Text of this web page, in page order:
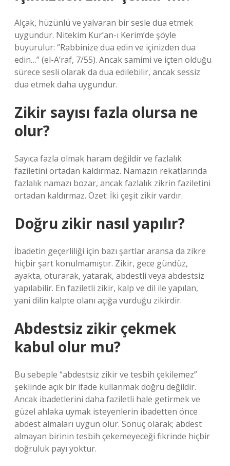
Alçak, hüzünlü ve yalvaran bir sesle dua etmek
uygundur. Nitekim Kur’an-ı Kerim’de şöyle
buyurulur: “Rabbinize dua edin ve içinizden dua
edin…” (el-A’raf, 7/55). Ancak samimi ve içten olduğu
sürece sesli olarak da dua edilebilir, ancak sessiz
dua etmek daha uygundur.
Zikir sayısı fazla olursa ne
olur?
Sayıca fazla olmak haram değildir ve fazlalık
faziletini ortadan kaldırmaz. Namazın rekatlarında
fazlalık namazı bozar, ancak fazlalık zikrin faziletini
ortadan kaldırmaz. Özet: İki çeşit zikir vardır.
Doğru zikir nasıl yapılır?
İbadetin geçerliliği için bazı şartlar aransa da zikre
hiçbir şart konulmamıştır. Zikir, gece gündüz,
ayakta, oturarak, yatarak, abdestli veya abdestsiz
yapılabilir. En faziletli zikir, kalp ve dil ile yapılan,
yani dilin kalpte olanı açığa vurduğu zikirdir.
Abdestsiz zikir çekmek
kabul olur mu?
Bu sebeple “abdestsiz zikir ve tesbih çekilemez”
şeklinde açık bir ifade kullanmak doğru değildir.
Ancak ibadetlerini daha faziletli hale getirmek ve
güzel ahlaka uymak isteyenlerin ibadetten önce
abdest almaları uygun olur. Sonuç olarak; abdest
almayan birinin tesbih çekemeyeceği fikrinde hiçbir
doğruluk payı yoktur.